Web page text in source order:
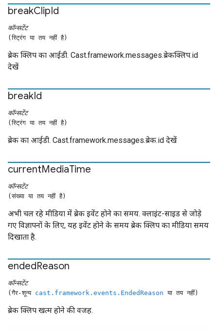
breakClipId
कॉन्सटेंट
(स्ट्रिंग या तय नहीं है)
ब्रेक क्लिप का आईडी. Cast.framework.messages.ब्रेकक्लिप.id
देखें
breakId
कॉन्सटेंट
(स्ट्रिंग या तय नहीं है)
ब्रेक का आईडी. Cast.framework.messages.ब्रेक.id देखें
currentMediaTime
कॉन्सटेंट
(संख्या या तय नहीं है)
अभी चल रहे मीडिया में ब्रेक इवेंट होने का समय. क्लाइंट-साइड से जोड़े
गए विज्ञापनों के लिए, यह इवेंट होने के समय ब्रेक क्लिप का मीडिया समय
दिखाता है.
endedReason
कॉन्सटेंट
(गैर-शून्य cast.framework.events.EndedReason या तय नहीं)
ब्रेक क्लिप खत्म होने की वजह.